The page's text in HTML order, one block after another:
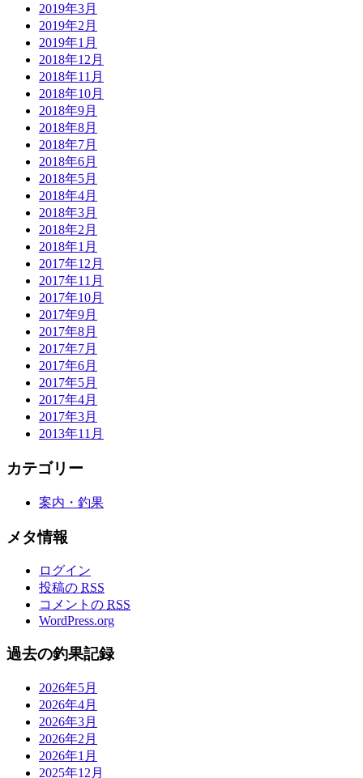
2019年3月
2019年2月
2019年1月
2018年12月
2018年11月
2018年10月
2018年9月
2018年8月
2018年7月
2018年6月
2018年5月
2018年4月
2018年3月
2018年2月
2018年1月
2017年12月
2017年11月
2017年10月
2017年9月
2017年8月
2017年7月
2017年6月
2017年5月
2017年4月
2017年3月
2013年11月
カテゴリー
案内・釣果
メタ情報
ログイン
投稿の RSS
コメントの RSS
WordPress.org
過去の釣果記録
2026年5月
2026年4月
2026年3月
2026年2月
2026年1月
2025年12月